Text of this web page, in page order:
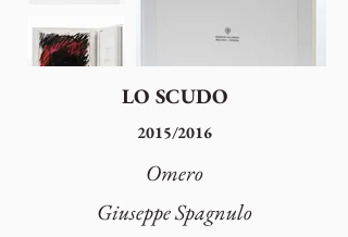
LO SCUDO
2015/2016
Omero
Giuseppe Spagnulo